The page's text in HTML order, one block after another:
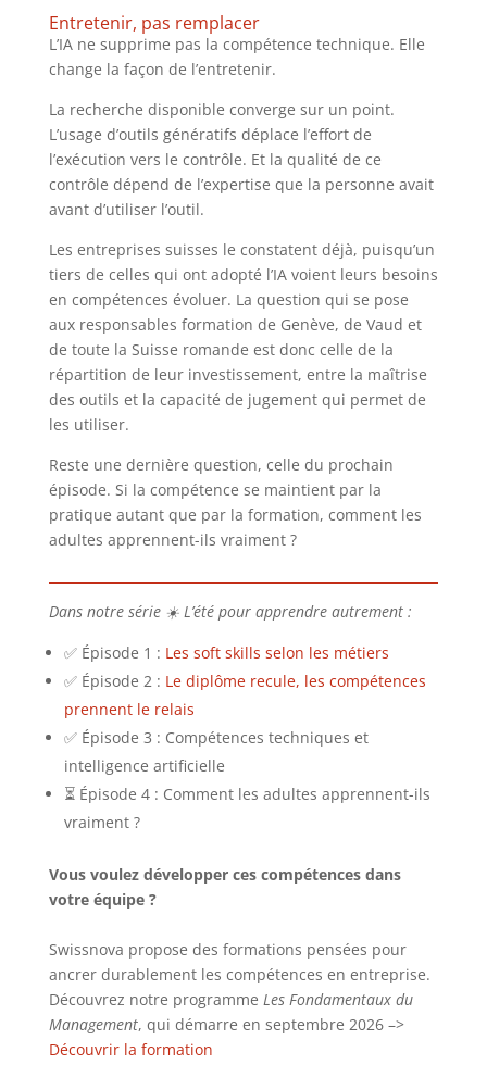
Entretenir, pas remplacer
L’IA ne supprime pas la compétence technique. Elle
change la façon de l’entretenir.
La recherche disponible converge sur un point.
L’usage d’outils génératifs déplace l’effort de
l’exécution vers le contrôle. Et la qualité de ce
contrôle dépend de l’expertise que la personne avait
avant d’utiliser l’outil.
Les entreprises suisses le constatent déjà, puisqu’un
tiers de celles qui ont adopté l’IA voient leurs besoins
en compétences évoluer. La question qui se pose
aux responsables formation de Genève, de Vaud et
de toute la Suisse romande est donc celle de la
répartition de leur investissement, entre la maîtrise
des outils et la capacité de jugement qui permet de
les utiliser.
Reste une dernière question, celle du prochain
épisode. Si la compétence se maintient par la
pratique autant que par la formation, comment les
adultes apprennent-ils vraiment ?
Dans notre série ☀️ L’été pour apprendre autrement :
✅ Épisode 1 : Les soft skills selon les métiers
✅ Épisode 2 : Le diplôme recule, les compétences
prennent le relais
✅ Épisode 3 : Compétences techniques et
intelligence artificielle
⏳ Épisode 4 : Comment les adultes apprennent-ils
vraiment ?
Vous voulez développer ces compétences dans
votre équipe ?
Swissnova propose des formations pensées pour
ancrer durablement les compétences en entreprise.
Découvrez notre programme Les Fondamentaux du
Management, qui démarre en septembre 2026 –>
Découvrir la formation